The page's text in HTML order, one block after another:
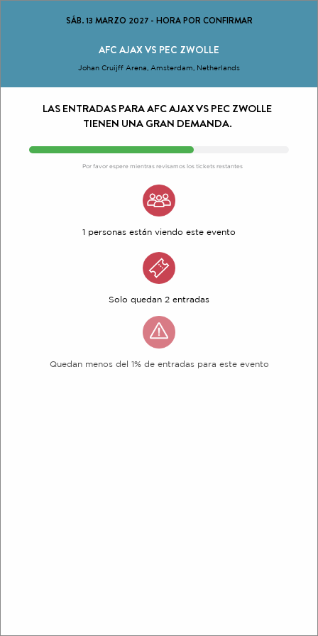
SÁB. 13 MARZO 2027- HORA POR CONFIRMAR
AFC AJAX VS PEC ZWOLLE
Johan Cruijff Arena, Amsterdam, Netherlands
LAS ENTRADAS PARA AFC AJAX VS PEC ZWOLLE
TIENEN UNA GRAN DEMANDA.
Por favor espere mientras revisamos los tickets restantes
1 personas están viendo este evento
Solo quedan 2 entradas
Quedan menos del 1% de entradas para este evento